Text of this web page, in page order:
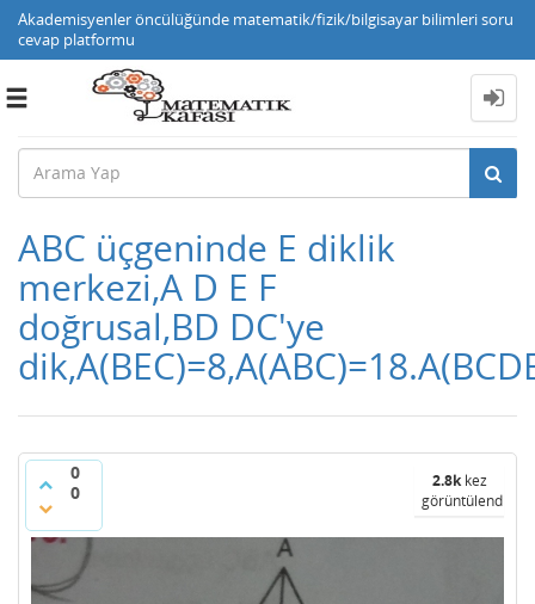
Akademisyenler öncülüğünde matematik/fizik/bilgisayar bilimleri soru
cevap platformu
Toggle
ABC üçgeninde E diklik
merkezi,A D E F
doğrusal,BD DC'ye
0
0
2.8kkez
görüntülendi